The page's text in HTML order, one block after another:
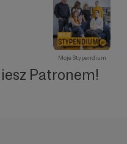
Moje Stypendium
Patronem!